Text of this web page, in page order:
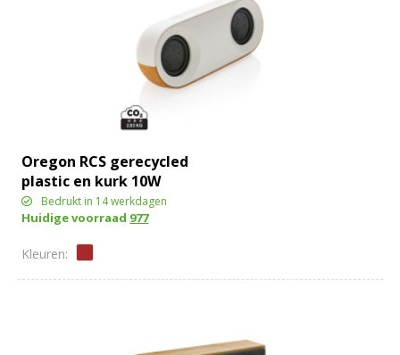
Oregon RCS gerecycled
plastic en kurk 10W
speaker
Bedrukt in 14 werkdagen
Huidige voorraad 977